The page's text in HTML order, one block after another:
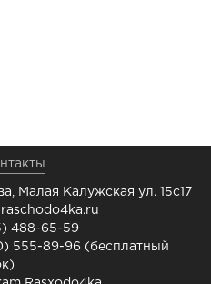
Малая Калужская ул. 15с17
488-65-59
555-89-96 (бесплатный